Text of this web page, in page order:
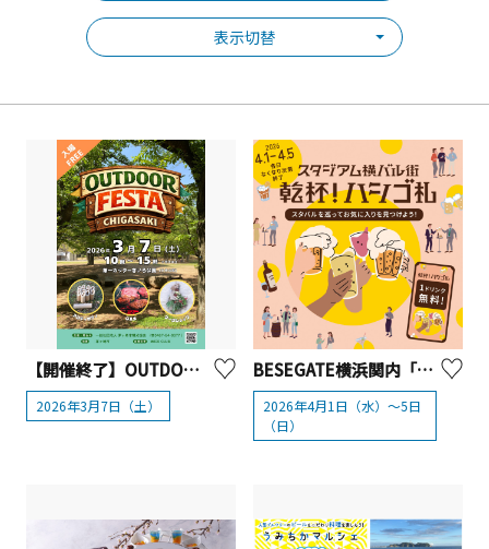
表示切替
【開催終了】OUTDOOR FESTA CHIGASAKI【茅ヶ崎市】
2026年3月7日（土）
BESEGATE横浜関内「乾杯！ハシゴ札」
2026年4月1日（水）～5日
（日）